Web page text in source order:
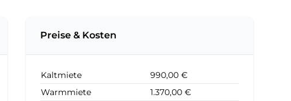
Preise & Kosten
Kaltmiete
990,00 €
Warmmiete
1.370,00 €